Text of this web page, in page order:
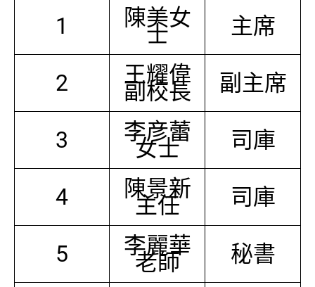
1
陳美女
士 主席
2 王耀偉
副校長 副主席
3 李彦蕾
女士 司庫
4 陳景新
主任 司庫
5 李麗華
老師 秘書